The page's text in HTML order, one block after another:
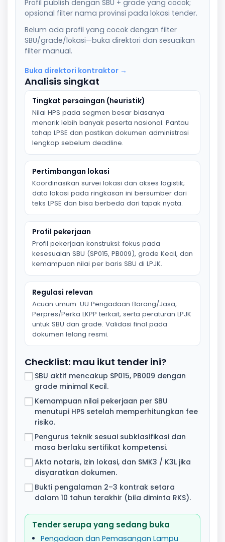
Profil publish dengan SBU + grade yang cocok;
opsional filter nama provinsi pada lokasi tender.
Belum ada profil yang cocok dengan filter
SBU/grade/lokasi—buka direktori dan sesuaikan
filter manual.
Buka direktori kontraktor →
Analisis singkat
Tingkat persaingan (heuristik)
Nilai HPS pada segmen besar biasanya
menarik lebih banyak peserta nasional. Pantau
tahap LPSE dan pastikan dokumen administrasi
lengkap sebelum deadline.
Pertimbangan lokasi
Koordinasikan survei lokasi dan akses logistik;
data lokasi pada ringkasan ini bersumber dari
teks LPSE dan bisa berbeda dari tapak nyata.
Profil pekerjaan
Profil pekerjaan konstruksi: fokus pada
kesesuaian SBU (SP015, PB009), grade Kecil, dan
kemampuan nilai per baris SBU di LPJK.
Regulasi relevan
Acuan umum: UU Pengadaan Barang/Jasa,
Perpres/Perka LKPP terkait, serta peraturan LPJK
untuk SBU dan grade. Validasi final pada
dokumen lelang resmi.
Checklist: mau ikut tender ini?
SBU aktif mencakup SP015, PB009 dengan
grade minimal Kecil.
Kemampuan nilai pekerjaan per SBU
menutupi HPS setelah memperhitungkan fee
risiko.
Pengurus teknik sesuai subklasifikasi dan
masa berlaku sertifikat kompetensi.
Akta notaris, izin lokasi, dan SMK3 / K3L jika
disyaratkan dokumen.
Bukti pengalaman 2–3 kontrak setara
dalam 10 tahun terakhir (bila diminta RKS).
Tender serupa yang sedang buka
Pengadaan dan Pemasangan Lampu